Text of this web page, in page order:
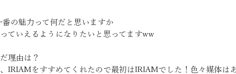
の魅力って何だと思いますか
ていえるようになりたいと思ってますww
理由は？
IRIAMをすすめてくれたので最初はIRIAMでした！色々媒体は